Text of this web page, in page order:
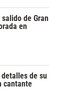
de Gran
en
de su
cantante